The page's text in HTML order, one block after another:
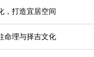
，打造宜居空间
命理与择吉文化